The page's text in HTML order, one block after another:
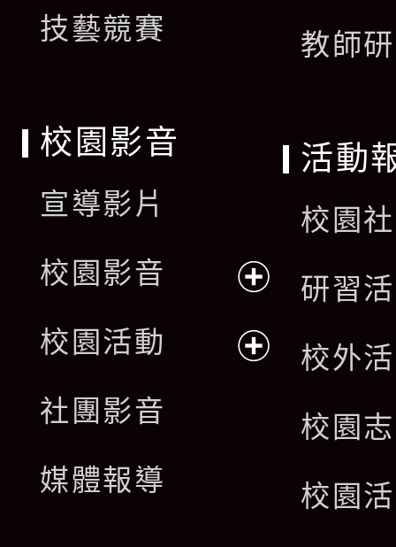
技藝競賽 教師
校園影音
宣導影片
校園影音
開
校園活動
社團影音
媒體報導
活動
校園
研習
校外
校園
校園